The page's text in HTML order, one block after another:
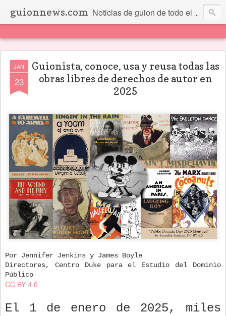
guionnews.com Noticias de guion de todo el mundo... Y más.
JAN
23
Guionista, conoce, usa y reusa todas las
obras libres de derechos de autor en
2025
Por Jennifer Jenkins y James Boyle
Directores, Centro Duke para el Estudio del Dominio
Público
CC BY 4.0
El 1 de enero de 2025, miles